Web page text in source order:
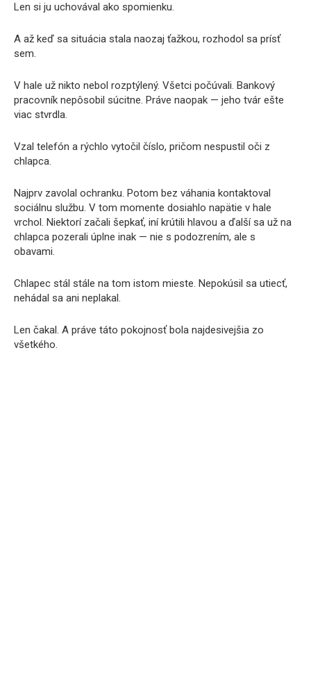
Len si ju uchovával ako spomienku.
A až keď sa situácia stala naozaj ťažkou, rozhodol sa prísť
sem.
V hale už nikto nebol rozptýlený. Všetci počúvali. Bankový
pracovník nepôsobil súcitne. Práve naopak — jeho tvár ešte
viac stvrdla.
Vzal telefón a rýchlo vytočil číslo, pričom nespustil oči z
chlapca.
Najprv zavolal ochranku. Potom bez váhania kontaktoval
sociálnu službu. V tom momente dosiahlo napätie v hale
vrchol. Niektorí začali šepkať, iní krútili hlavou a ďalší sa už na
chlapca pozerali úplne inak — nie s podozrením, ale s
obavami.
Chlapec stál stále na tom istom mieste. Nepokúsil sa utiecť,
nehádal sa ani neplakal.
Len čakal. A práve táto pokojnosť bola najdesivejšia zo
všetkého.